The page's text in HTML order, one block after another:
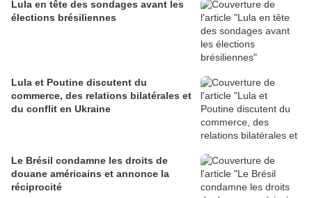
Lula en tête des sondages avant les
élections brésiliennes
Lula et Poutine discutent du
commerce, des relations bilatérales et
du conflit en Ukraine
Le Brésil condamne les droits de
douane américains et annonce la
réciprocité